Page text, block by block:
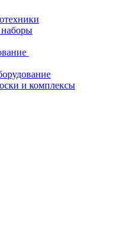
наборы
и комплексы